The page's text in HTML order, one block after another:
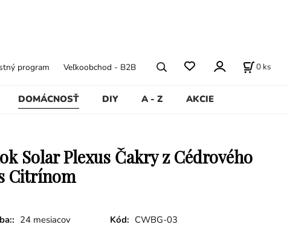
DOMÁCNOSŤ DIY A - Z AKCIE
program Veľkoobchod - B2B 0 ks
Solar Plexus Čakry z Cédrového
Citrínom
24 mesiacov Kód: CWBG-03